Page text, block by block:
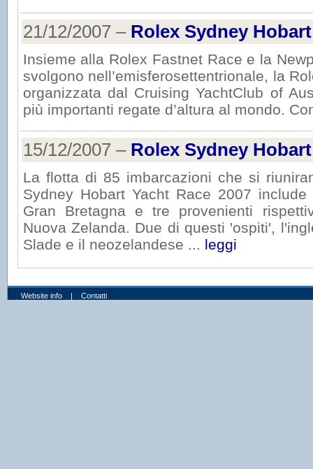
21/12/2007 – Rolex Sydney
Insieme alla Rolex Fastnet Race e la
svolgono nell’emisferosettentrionale, la
organizzata dal Cruising YachtClub of
più importanti regate d’altura al mondo.
15/12/2007 – Rolex Sydney
La flotta di 85 imbarcazioni che si
Sydney Hobart Yacht Race 2007
Gran Bretagna e tre provenienti
Nuova Zelanda. Due di questi 'ospiti',
Slade e il neozelandese ... leggi
Website info | Contatti